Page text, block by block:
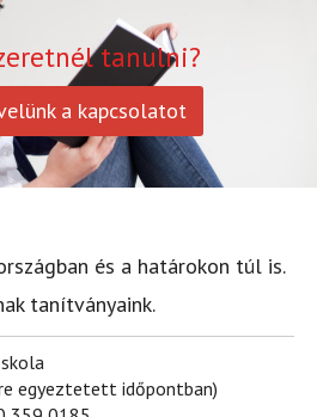
tanulni?
a kapcsolatot
és a határokon túl is.
tanítványaink.
egyeztetett időpontban)